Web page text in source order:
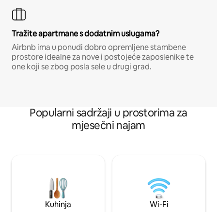
Tražite apartmane s dodatnim uslugama?
Airbnb ima u ponudi dobro opremljene stambene
prostore idealne za nove i postojeće zaposlenike te
one koji se zbog posla sele u drugi grad.
Popularni sadržaji u prostorima za
mjesečni najam
Kuhinja Wi-Fi